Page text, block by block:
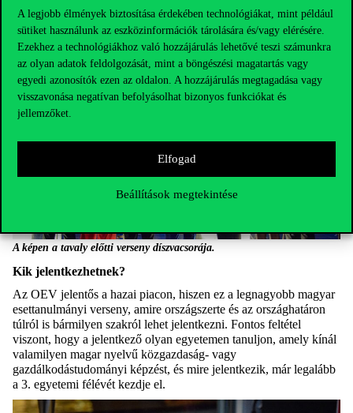
A legjobb élmények biztosítása érdekében technológiákat, mint például
sütiket használunk az eszközinformációk tárolására és/vagy elérésére.
Ezekhez a technológiákhoz való hozzájárulás lehetővé teszi számunkra
az olyan adatok feldolgozását, mint a böngészési magatartás vagy
egyedi azonosítók ezen az oldalon. A hozzájárulás megtagadása vagy
visszavonása negatívan befolyásolhat bizonyos funkciókat és
jellemzőket.
Elfogad
Beállítások megtekintése
A képen a tavaly előtti verseny díszvacsorája.
Kik jelentkezhetnek?
Az OEV jelentős a hazai piacon, hiszen ez a legnagyobb magyar
esettanulmányi verseny, amire országszerte és az országhatáron
túlról is bármilyen szakról lehet jelentkezni. Fontos feltétel
viszont, hogy a jelentkező olyan egyetemen tanuljon, amely kínál
valamilyen magar nyelvű közgazdaság- vagy
gazdálkodástudományi képzést, és mire jelentkezik, már legalább
a 3. egyetemi félévét kezdje el.